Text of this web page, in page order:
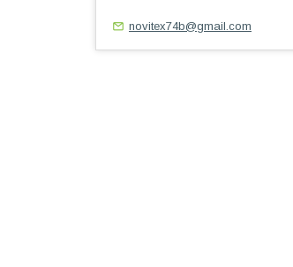
novitex74b@gmail.com